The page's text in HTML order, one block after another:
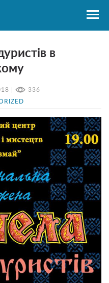
| 336
в